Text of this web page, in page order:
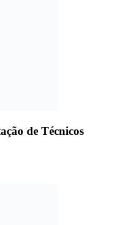
de Técnicos